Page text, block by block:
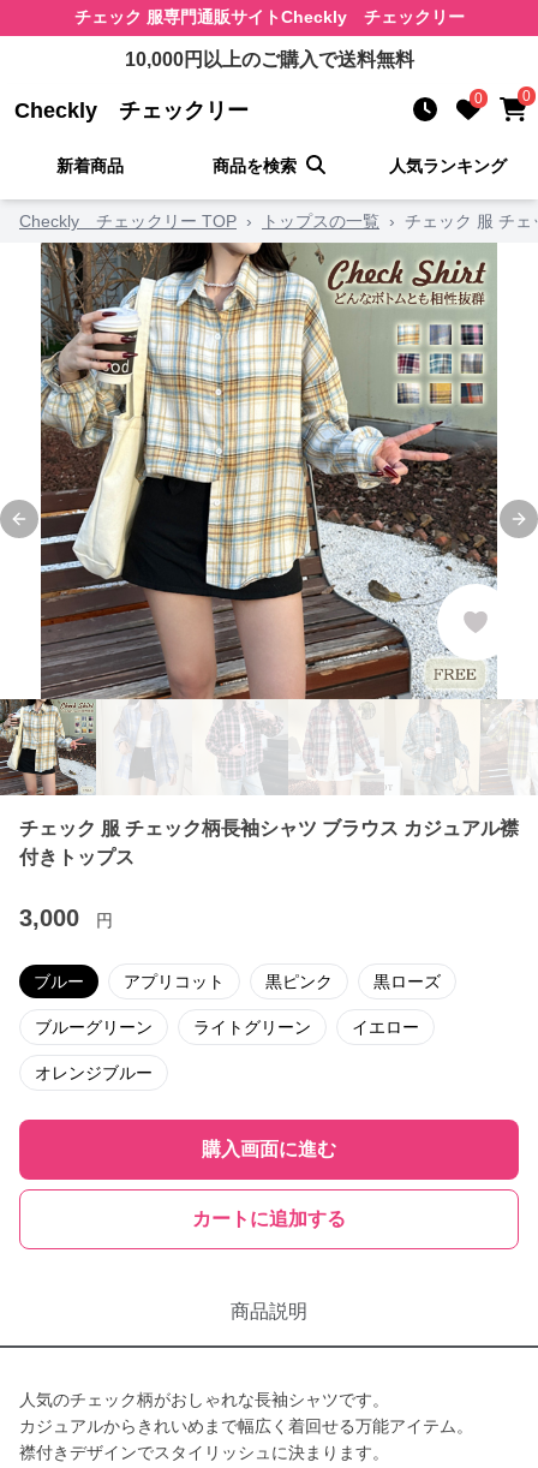
チェック 服専門通販サイトCheckly チェックリー
10,000円以上のご購入で送料無料
Checkly チェックリー 0 0
新着商品 商品を検索 人気ランキング
Checkly チェックリー TOP › トップスの一覧 › チェック 服 チ
Previous slide
チェック 服 チェック柄長袖シャツ ブラウス カジュアル襟
付きトップス
3,000 円
ブルー アプリコット 黒ピンク 黒ローズ
ブルーグリーン ライトグリーン イエロー
オレンジブルー
購入画面に進む
カートに追加する
商品説明
人気のチェック柄がおしゃれな長袖シャツです。
カジュアルからきれいめまで幅広く着回せる万能アイテム。
襟付きデザインでスタイリッシュに決まります。